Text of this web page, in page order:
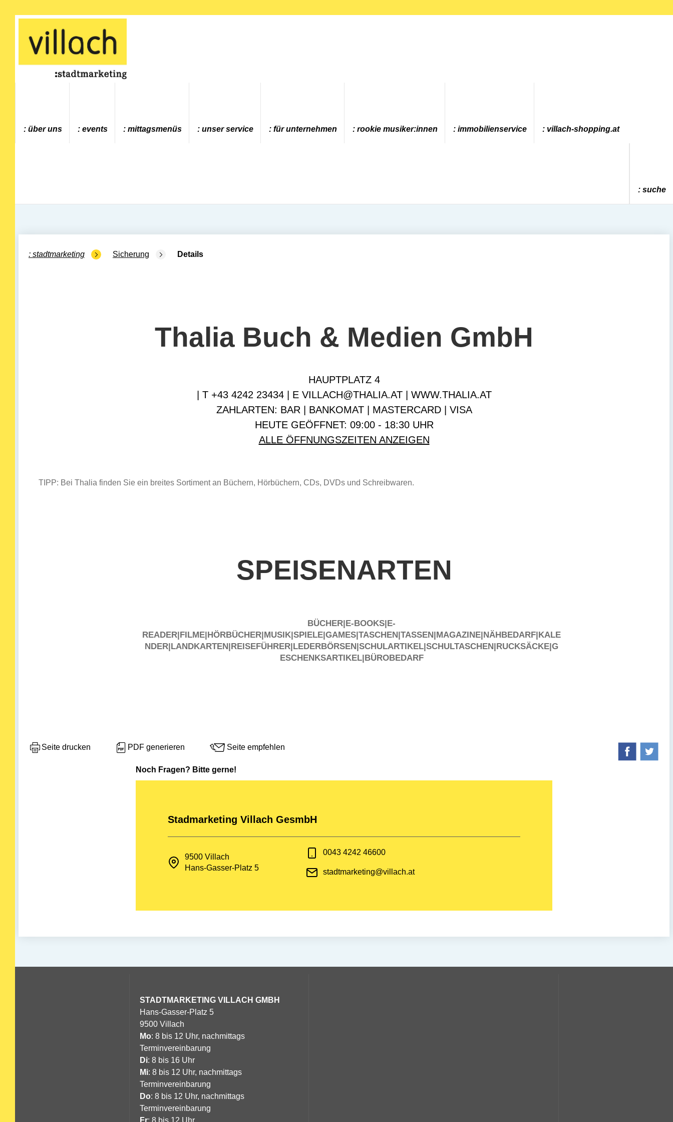
Gehe zur Startseite
über uns events mittagsmenüs unser service für unternehmen rookie musiker:innen immobilienservice villach-shopping.at
suche
stadtmarketing Sicherung Details
Thalia Buch & Medien GmbH
HAUPTPLATZ 4
| T +43 4242 23434 | E VILLACH@THALIA.AT| WWW.THALIA.AT
ZAHLARTEN: BAR | BANKOMAT | MASTERCARD | VISA
HEUTE GEÖFFNET: 09:00 - 18:30 UHR
ALLE ÖFFNUNGSZEITEN ANZEIGEN
TIPP: Bei Thalia finden Sie ein breites Sortiment an Büchern, Hörbüchern, CDs, DVDs und Schreibwaren.
SPEISENARTEN
BÜCHER|E-BOOKS|E-
READER|FILME|HÖRBÜCHER|MUSIK|SPIELE|GAMES|TASCHEN|TASSEN|MAGAZINE|NÄHBEDARF|KALE
NDER|LANDKARTEN|REISEFÜHRER|LEDERBÖRSEN|SCHULARTIKEL|SCHULTASCHEN|RUCKSÄCKE|G
ESCHENKSARTIKEL|BÜROBEDARF
Seite drucken PDF generieren Seite empfehlen
Noch Fragen? Bitte gerne!
Stadmarketing Villach GesmbH
9500 Villach
Hans-Gasser-Platz 5
0043 4242 46600
stadtmarketing@villach.at
STADTMARKETING VILLACH GMBH
Hans-Gasser-Platz 5
9500 Villach
Mo: 8 bis 12 Uhr, nachmittags
Terminvereinbarung
Di: 8 bis 16 Uhr
Mi: 8 bis 12 Uhr, nachmittags
Terminvereinbarung
Do: 8 bis 12 Uhr, nachmittags
Terminvereinbarung
Fr: 8 bis 12 Uhr